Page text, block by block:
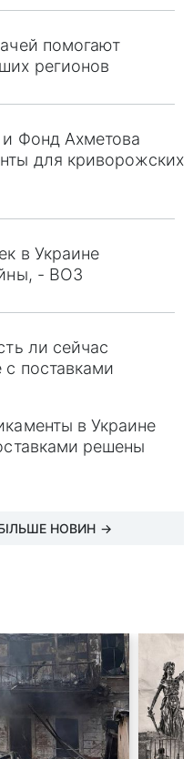
помогают
регионов
Фонд Ахметова
для криворожских
в Украине
- ВОЗ
ли сейчас
поставками
в Украине
решены
НОВИН →